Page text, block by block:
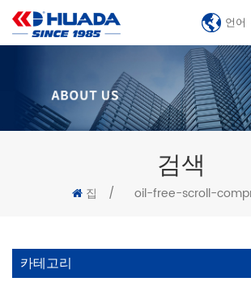
언어
검색
집 / oil-free-scroll-
카테고리